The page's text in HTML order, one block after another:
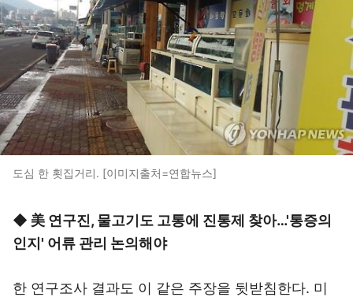
도심 한 횟집거리. [이미지출처=연합뉴스]
◆ 美 연구진, 물고기도 고통에 진통제 찾아…'통증의
인지' 어류 관리 논의해야
한 연구조사 결과도 이 같은 주장을 뒷받침한다. 미